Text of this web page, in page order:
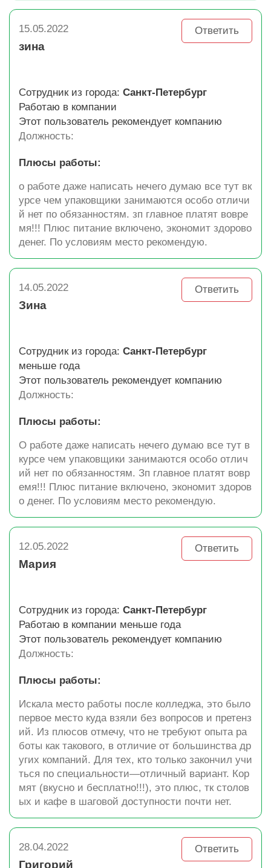
15.05.2022 Ответить
зина
Сотрудник из города: Санкт-Петербург
Работаю в компании
Этот пользователь рекомендует компанию
Должность:
Плюсы работы:
о работе даже написать нечего думаю все тут вк
урсе чем упаковщики занимаются особо отличи
й нет по обязанностям. зп главное платят вовре
мя!!! Плюс питание включено, экономит здорово
денег. По условиям место рекомендую.
14.05.2022 Ответить
Зина
Сотрудник из города: Санкт-Петербург
меньше года
Этот пользователь рекомендует компанию
Должность:
Плюсы работы:
О работе даже написать нечего думаю все тут в
курсе чем упаковщики занимаются особо отлич
ий нет по обязанностям. Зп главное платят вовр
емя!!! Плюс питание включено, экономит здоров
о денег. По условиям место рекомендую.
12.05.2022 Ответить
Мария
Сотрудник из города: Санкт-Петербург
Работаю в компании меньше года
Этот пользователь рекомендует компанию
Должность:
Плюсы работы:
Искала место работы после колледжа, это было
первое место куда взяли без вопросов и претенз
ий. Из плюсов отмечу, что не требуют опыта ра
боты как такового, в отличие от большинства др
угих компаний. Для тех, кто только закончил учи
ться по специальности—отличный вариант. Кор
мят (вкусно и бесплатно!!!), это плюс, тк столов
ых и кафе в шаговой доступности почти нет.
28.04.2022 Ответить
Григорий